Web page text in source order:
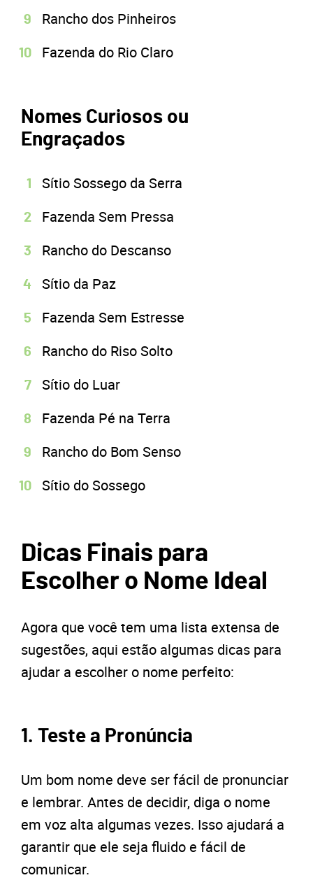
Rancho dos Pinheiros
Fazenda do Rio Claro
Nomes Curiosos ou
Engraçados
Sítio Sossego da Serra
Fazenda Sem Pressa
Rancho do Descanso
Sítio da Paz
Fazenda Sem Estresse
Rancho do Riso Solto
Sítio do Luar
Fazenda Pé na Terra
Rancho do Bom Senso
Sítio do Sossego
Dicas Finais para
Escolher o Nome Ideal
Agora que você tem uma lista extensa de
sugestões, aqui estão algumas dicas para
ajudar a escolher o nome perfeito:
1. Teste a Pronúncia
Um bom nome deve ser fácil de pronunciar
e lembrar. Antes de decidir, diga o nome
em voz alta algumas vezes. Isso ajudará a
garantir que ele seja fluido e fácil de
comunicar.